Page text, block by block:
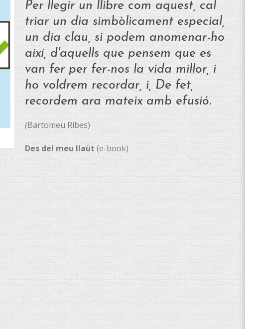
Per llegir un llibre com aquest, cal
triar un dia simbòlicament especial,
un dia clau, si podem anomenar-ho
així, d'aquells que pensem que es
van fer per fer-nos la vida millor, i
ho voldrem recordar, i, De fet,
recordem ara mateix amb efusió.
(Bartomeu Ribes)
Des del meu llaüt (e-book)